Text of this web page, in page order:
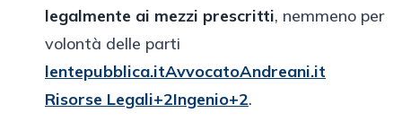
legalmente ai mezzi prescritti, nemmeno per
volontà delle parti
lentepubblica.itAvvocatoAndreani.it
Risorse Legali+2Ingenio+2.